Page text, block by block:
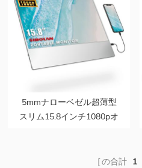
5mmナローベゼル超薄型
スリム15.8インチ1080pオ
の合計 1